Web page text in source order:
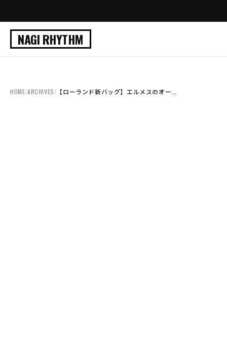
NAGI RHYTHM
HOME/ARCHIVES/ 【ローランド新バッグ】エルメスのオー...